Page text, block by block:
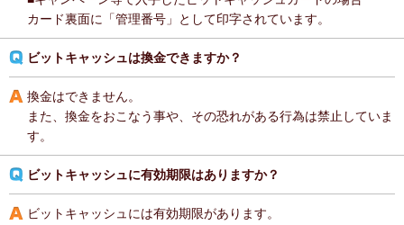
カード裏面に「管理番号」として印字されています。
ビットキャッシュは換金できますか？
換金はできません。
また、換金をおこなう事や、その恐れがある行為は禁止していま
す。
ビットキャッシュに有効期限はありますか？
ビットキャッシュには有効期限があります。